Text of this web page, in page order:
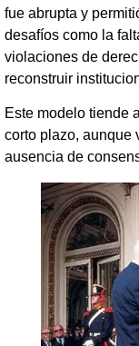
fue abrupta y
desafíos como la
violaciones de
reconstruir
Este modelo tiende
corto plazo, aunque
ausencia de